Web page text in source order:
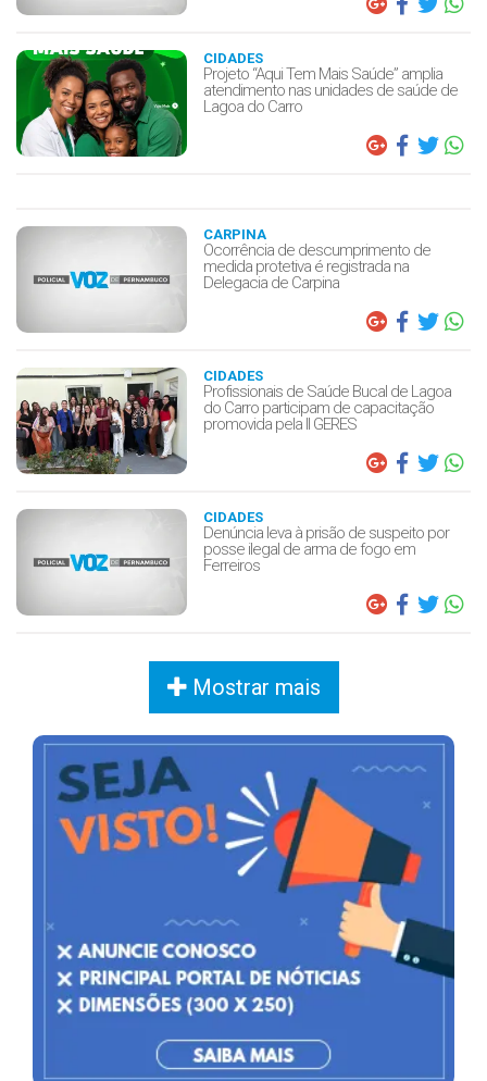
CIDADES
Projeto “Aqui Tem Mais Saúde” amplia
atendimento nas unidades de saúde de
Lagoa do Carro
CARPINA
Ocorrência de descumprimento de
medida protetiva é registrada na
Delegacia de Carpina
CIDADES
Profissionais de Saúde Bucal de Lagoa
do Carro participam de capacitação
promovida pela II GERES
CIDADES
Denúncia leva à prisão de suspeito por
posse ilegal de arma de fogo em
Ferreiros
Mostrar mais